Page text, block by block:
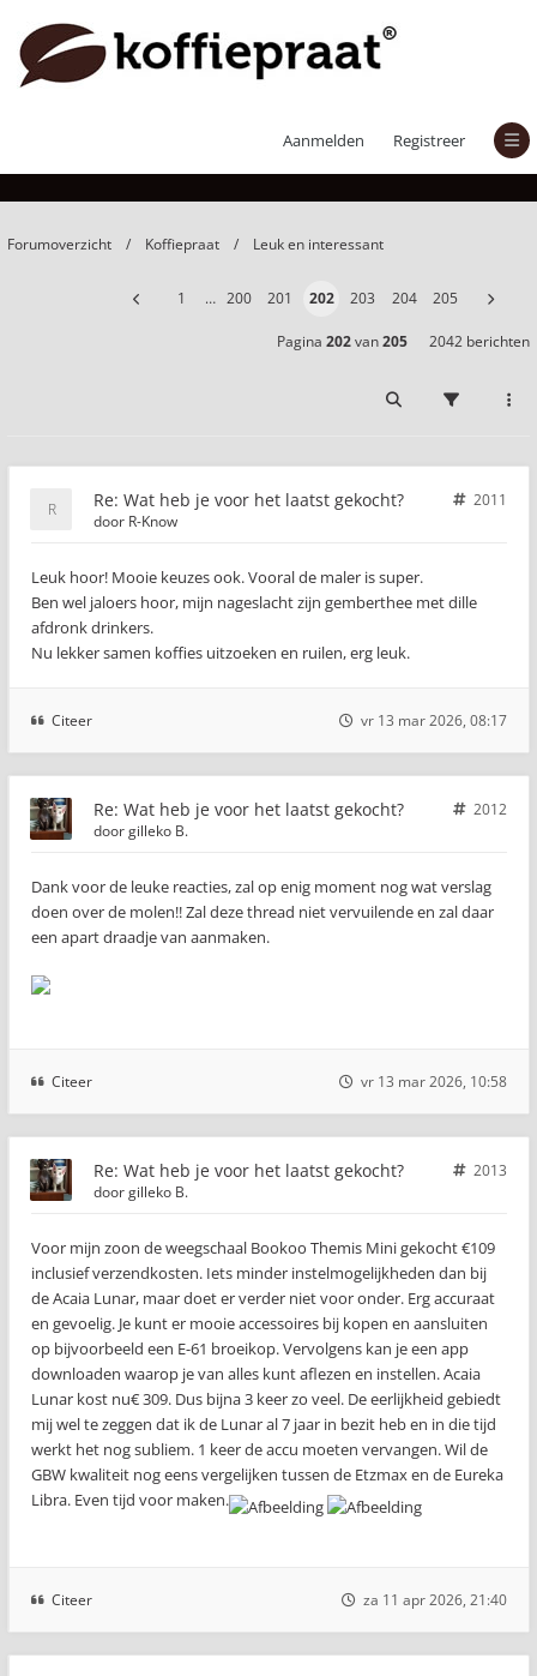
Aanmelden Registreer
Wat heb je voor het laatst gekocht?
Forumoverzicht Koffiepraat Leuk en interessant
1 … 200 201 202 203 204 205
Pagina 202van205 2042 berichten
Re: Wat heb je voor het laatst gekocht?
2011
door R-Know
Leuk hoor! Mooie keuzes ook. Vooral de maler is super.
Ben wel jaloers hoor, mijn nageslacht zijn gemberthee met dille
afdronk drinkers.
Nu lekker samen koffies uitzoeken en ruilen, erg leuk.
Citeer vr 13 mar 2026, 08:17
Re: Wat heb je voor het laatst gekocht?
2012
doorgilleko B.
Dank voor de leuke reacties, zal op enig moment nog wat verslag
doen over de molen!! Zal deze thread niet vervuilende en zal daar
een apart draadje van aanmaken.
Citeer vr 13 mar 2026, 10:58
Re: Wat heb je voor het laatst gekocht?
2013
doorgilleko B.
Voor mijn zoon de weegschaal Bookoo Themis Mini gekocht €109
inclusief verzendkosten. Iets minder instelmogelijkheden dan bij
de Acaia Lunar, maar doet er verder niet voor onder. Erg accuraat
en gevoelig. Je kunt er mooie accessoires bij kopen en aansluiten
op bijvoorbeeld een E-61 broeikop. Vervolgens kan je een app
downloaden waarop je van alles kunt aflezen en instellen. Acaia
Lunar kost nu€ 309. Dus bijna 3 keer zo veel. De eerlijkheid gebiedt
mij wel te zeggen dat ik de Lunar al 7 jaar in bezit heb en in die tijd
werkt het nog subliem. 1 keer de accu moeten vervangen. Wil de
GBW kwaliteit nog eens vergelijken tussen de Etzmax en de Eureka
Libra. Even tijd voor maken.
Citeer za 11 apr 2026, 21:40